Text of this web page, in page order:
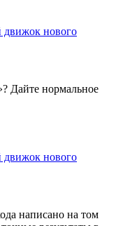
движок нового
Дайте нормальное
движок нового
написано на том